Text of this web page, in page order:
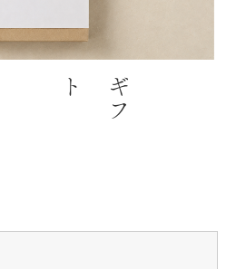
ギ
フ
ト